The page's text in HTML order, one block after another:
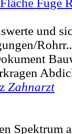
und
Rohrr..
Zahnarzt
Spektrum